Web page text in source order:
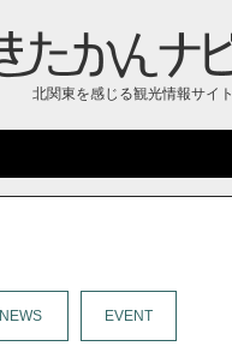
北関東を感じる観光情報サイト
NEWS EVENT